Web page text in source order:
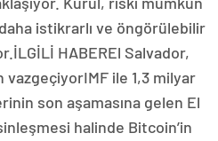
istikrarlı ve öngörülebilir
HABEREl Salvador,
vazgeçiyorIMF ile 1,3 milyar
son aşamasına gelen El
halinde Bitcoin’in